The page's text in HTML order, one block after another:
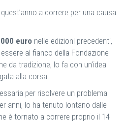
a correre per una causa
euro nelle edizioni precedenti,
al fianco della Fondazione
da tradizione, lo fa con un’idea
alla corsa.
per risolvere un problema
anni, lo ha tenuto lontano dalle
è tornato a correre proprio il 14